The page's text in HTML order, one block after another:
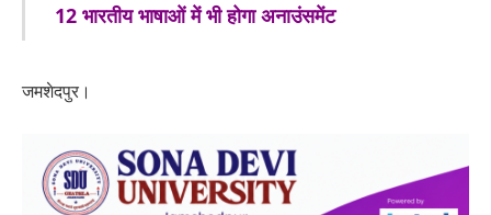
12 भारतीय भाषाओं में भी होगा अनाउंसमेंट
जमशेदपुर।